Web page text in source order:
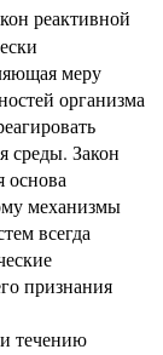
реактивной
меру
организма
среды. Закон
основа
механизмы
всегда
признания
течению